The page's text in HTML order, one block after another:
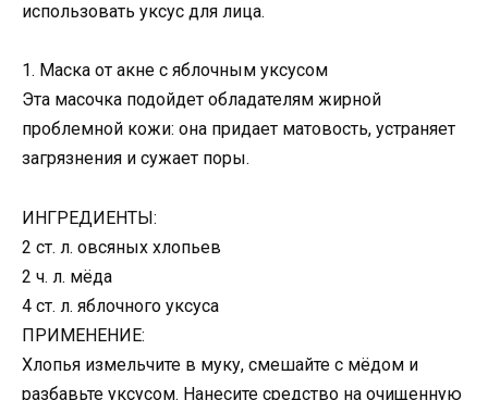
использовать уксус для лица.
1. Маска от акне с яблочным уксусом
Эта масочка подойдет обладателям жирной
проблемной кожи: она придает матовость, устраняет
загрязнения и сужает поры.
ИНГРЕДИЕНТЫ:
2 ст. л. овсяных хлопьев
2 ч. л. мёда
4 ст. л. яблочного уксуса
ПРИМЕНЕНИЕ:
Хлопья измельчите в муку, смешайте с мёдом и
разбавьте уксусом. Нанесите средство на очищенную